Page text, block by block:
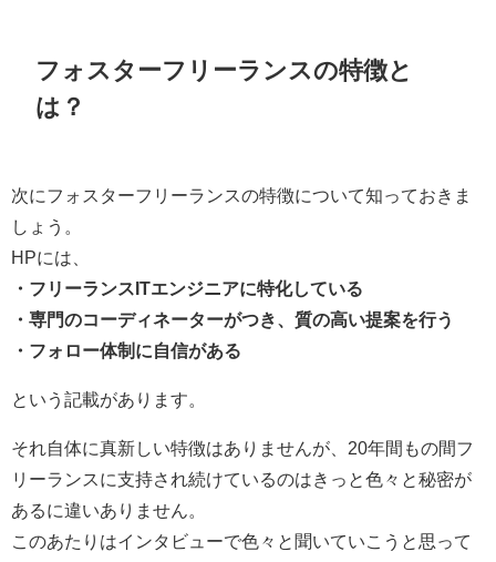
フォスターフリーランスの特徴と
は？
次にフォスターフリーランスの特徴について知っておきま
しょう。
HPには、
・フリーランスITエンジニアに特化している
・専門のコーディネーターがつき、質の高い提案を行う
・フォロー体制に自信がある
という記載があります。
それ自体に真新しい特徴はありませんが、20年間もの間フ
リーランスに支持され続けているのはきっと色々と秘密が
あるに違いありません。
このあたりはインタビューで色々と聞いていこうと思って